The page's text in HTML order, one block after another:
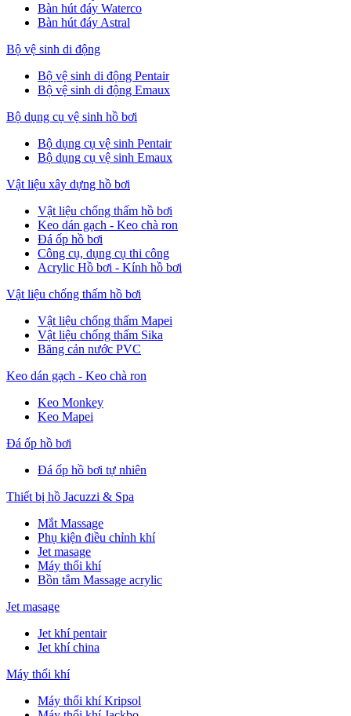
Bàn hút đáy Waterco
Bàn hút đáy Astral
Bộ vệ sinh di động
Bộ vệ sinh di động Pentair
Bộ vệ sinh di động Emaux
Bộ dụng cụ vệ sinh hồ bơi
Bộ dụng cụ vệ sinh Pentair
Bộ dụng cụ vệ sinh Emaux
Vật liệu xây dựng hồ bơi
Vật liệu chống thấm hồ bơi
Keo dán gạch - Keo chà ron
Đá ốp hồ bơi
Công cụ, dụng cụ thi công
Acrylic Hồ bơi - Kính hồ bơi
Vật liệu chống thấm hồ bơi
Vật liệu chống thấm Mapei
Vật liệu chống thấm Sika
Băng cản nước PVC
Keo dán gạch - Keo chà ron
Keo Monkey
Keo Mapei
Đá ốp hồ bơi
Đá ốp hồ bơi tự nhiên
Thiết bị hồ Jacuzzi & Spa
Mắt Massage
Phụ kiện điều chỉnh khí
Jet masage
Máy thổi khí
Bồn tắm Massage acrylic
Jet masage
Jet khí pentair
Jet khí china
Máy thổi khí
Máy thổi khí Kripsol